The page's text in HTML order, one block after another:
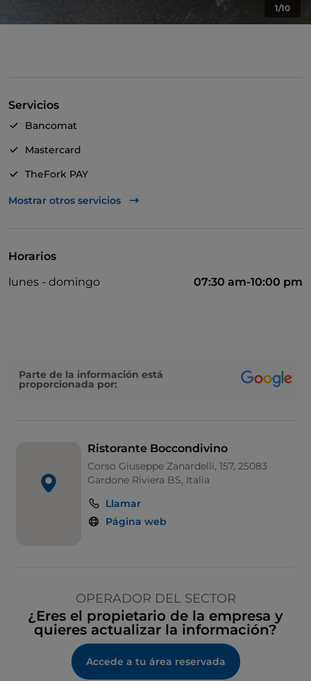
1/10
Servicios
Bancomat
Mastercard
TheFork PAY
UnionPay via TheFork PAY
Mostrar otros servicios
Horarios
lunes - domingo
07:30 am-10:00 pm
Parte de la información está
proporcionada por:
Ristorante Boccondivino
Corso Giuseppe Zanardelli, 157, 25083
Gardone Riviera BS, Italia
Llamar
Página web
OPERADOR DEL SECTOR
¿Eres el propietario de la empresa y
quieres actualizar la información?
Accede a tu área reservada